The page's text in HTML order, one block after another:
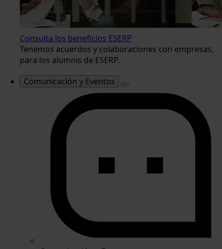
Consulta los beneficios ESERP
Tenemos acuerdos y colaboraciones con empresas,
para los alumnis de ESERP.
Comunicación y Eventos